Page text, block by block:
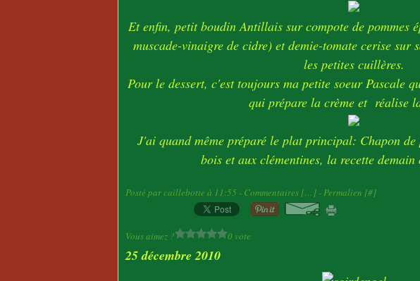
Et enfin, petit boudin Antillais sur compote de pommes
muscade-vinaigre de cidre) et demie-tomate cerise sur
les petites cuillères.
Pour le dessert, c'est toujours ma petite soeur Pascale
qui prépare la crème et réalise
J'ai quand même préparé le plat principal: Chapon de
bois et aux clémentines, la recette demain
Posté par caillebotte à 11:55 - Commentaires [… ] - Permalien [#]
Vous aimez ? 0 vote
25 décembre 2010